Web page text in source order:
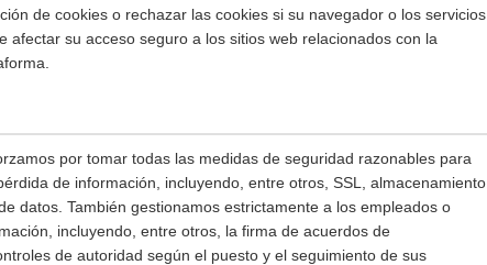
de cookies o rechazar las cookies si su navegador o los servicios
su acceso seguro a los sitios web relacionados con la
por tomar todas las medidas de seguridad razonables para
de información, incluyendo, entre otros, SSL, almacenamiento
datos. También gestionamos estrictamente a los empleados o
incluyendo, entre otros, la firma de acuerdos de
de autoridad según el puesto y el seguimiento de sus